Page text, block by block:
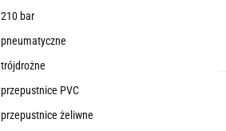
210 bar
pneumatyczne
trójdrożne
przepustnice PVC
przepustnice żeliwne